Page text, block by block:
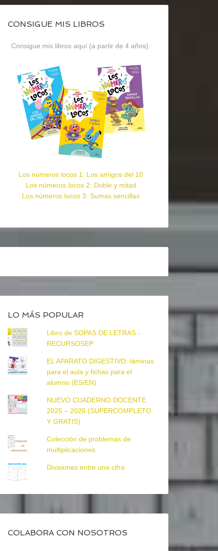
CONSIGUE MIS LIBROS
Consigue mis libros aquí (a partir de 4 años):
Los números locos 1: Los amigos del 10
Los números locos 2: Doble y mitad
Los números locos 3: Sumas sencillas
LO MÁS POPULAR
Libro de SOPAS DE LETRAS -
RECURSOSEP
EL APARATO DIGESTIVO: láminas
para el aula y fichas para el
alumno (ES/EN)
NUEVO CUADERNO DOCENTE
2025 – 2026 (SUPERCOMPLETO
Y GRATIS)
Colección de problemas de
multiplicaciones
Divisiones entre una cifra
COLABORA CON NOSOTROS